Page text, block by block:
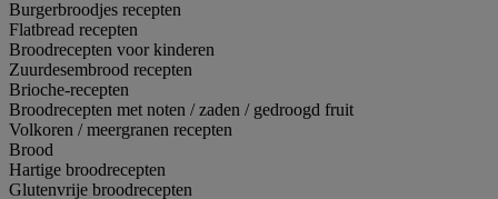
Burgerbroodjes recepten
Flatbread recepten
Broodrecepten voor kinderen
Zuurdesembrood recepten
Brioche-recepten
Broodrecepten met noten / zaden / gedroogd fruit
Volkoren / meergranen recepten
Brood
Hartige broodrecepten
Glutenvrije broodrecepten